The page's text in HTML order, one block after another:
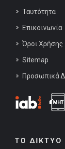
Ταυτότητα
Επικοινωνία
Όροι Χρήσης
Sitemap
Προσωπικά
ΤΟ ΔΙΚΤΥΟ